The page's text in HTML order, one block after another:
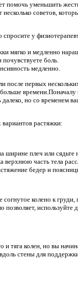
помочь уменьшить
советов,
спросите у
мягко и медленно
почувствуете боль.
медленно.
после первых
но со временем
растяжки:
ширине плеч или сядьте
верхнюю часть тела
бедер и
колено к груди,
позволяет, используйте
тяга колен, но вы
стены для